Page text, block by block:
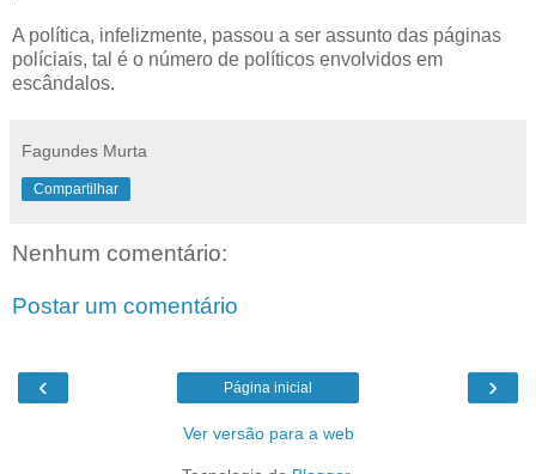
A política, infelizmente, passou a ser assunto das páginas
políciais, tal é o número de políticos envolvidos em
escândalos.
Fagundes Murta
Compartilhar
Nenhum comentário:
Postar um comentário
‹ ›
Página inicial
Ver versão para a web